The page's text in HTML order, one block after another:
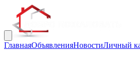
ГлавнаяОбъявленияНовостиЛичный